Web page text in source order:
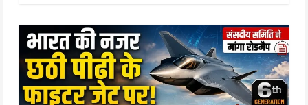
o
o
k
A
p
p
Li
n
k